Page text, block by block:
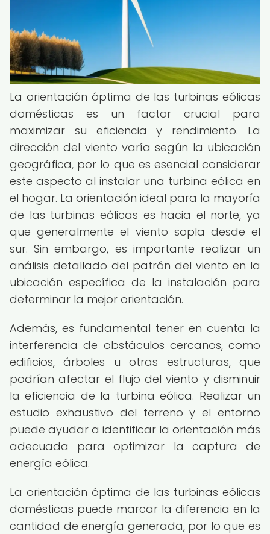
La orientación óptima de las turbinas eólicas
domésticas es un factor crucial para
maximizar su eficiencia y rendimiento. La
dirección del viento varía según la ubicación
geográfica, por lo que es esencial considerar
este aspecto al instalar una turbina eólica en
el hogar. La orientación ideal para la mayoría
de las turbinas eólicas es hacia el norte, ya
que generalmente el viento sopla desde el
sur. Sin embargo, es importante realizar un
análisis detallado del patrón del viento en la
ubicación específica de la instalación para
determinar la mejor orientación.
Además, es fundamental tener en cuenta la
interferencia de obstáculos cercanos, como
edificios, árboles u otras estructuras, que
podrían afectar el flujo del viento y disminuir
la eficiencia de la turbina eólica. Realizar un
estudio exhaustivo del terreno y el entorno
puede ayudar a identificar la orientación más
adecuada para optimizar la captura de
energía eólica.
La orientación óptima de las turbinas eólicas
domésticas puede marcar la diferencia en la
cantidad de energía generada, por lo que es